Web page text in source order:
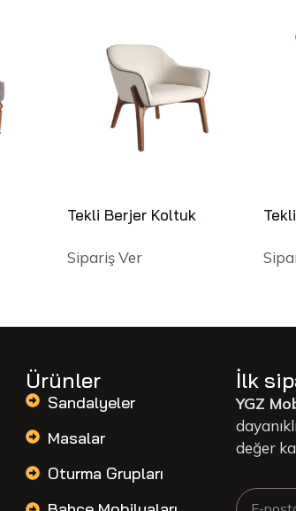
Tekli Berjer Koltuk
Sipariş Ver
Ürünler
Sandalyeler
Masalar
Oturma Grupları
İlk
YGZ
değer